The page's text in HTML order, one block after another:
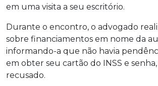
em uma visita a seu escritório.
Durante o encontro, o advogado
sobre financiamentos em nome da
informando-a que não havia
em obter seu cartão do INSS e
recusado.